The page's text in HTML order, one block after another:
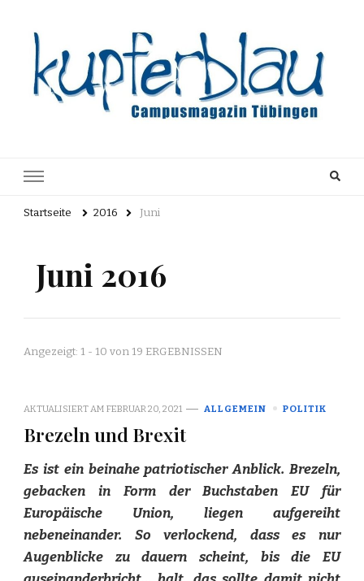
Archiv
Startseite 2016 Juni
Juni 2016
Angezeigt: 1 - 10 von 19 ERGEBNISSEN
AKTUALISIERT AM FEBRUAR 20, 2021 ALLGEMEIN POLITIK
Brezeln und Brexit
Es ist ein beinahe patriotischer Anblick. Brezeln,
gebacken in Form der Buchstaben EU für
Europäische Union, liegen aufgereiht
nebeneinander. So verlockend, dass es nur
Augenblicke zu dauern scheint, bis die EU